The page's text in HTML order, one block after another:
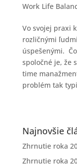
Work Life
Vo svojej praxi
rozličnými
úspešenými.
spoločné je, že
time
problém tak
Najnovšie
Zhrnutie roka
Zhrnutie roka